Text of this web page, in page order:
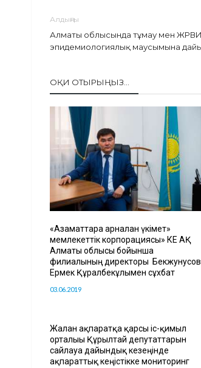
Алдыңғы
Алматы облысында тұмау мен ЖРВИ-
эпидемиологиялық маусымына
ОҚИ ОТЫРЫҢЫЗ...
«Азаматтарға арналған үкімет»
мемлекеттік корпорациясы» КЕ АҚ
Алматы облысы бойынша
филиалының директоры Бекжунусов
Ермек Құралбекұлымен сұхбат
03.06.2019
Жалған ақпаратқа қарсы іс-қимыл
орталығы Құрылтай депутаттарын
сайлауға дайындық кезеңінде
ақпараттық кеңістікке мониторинг